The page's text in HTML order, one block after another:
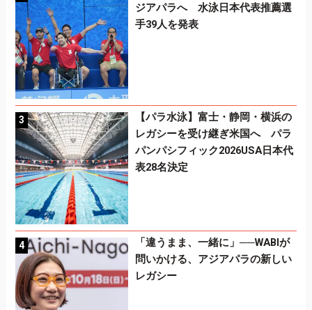
ジアパラへ 水泳日本代表推薦選
手39人を発表
【パラ水泳】富士・静岡・横浜の
レガシーを受け継ぎ米国へ パラ
パンパシフィック2026USA日本代
表28名決定
「違うまま、一緒に」──WABIが
問いかける、アジアパラの新しい
レガシー